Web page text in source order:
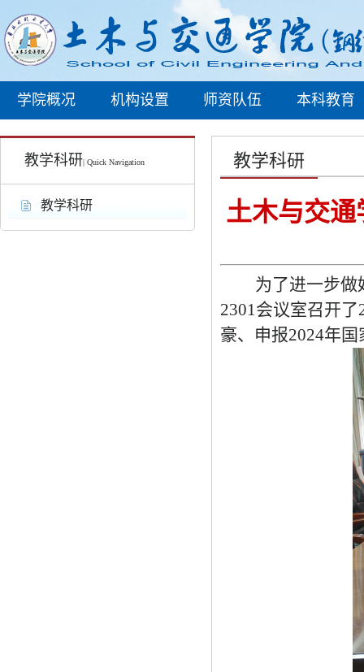
学院概况 机构设置 师资队伍 本科教育
教学科研| Quick Navigation
教学科研
教学科研
土木与交通
为了进一步做
2301会议室召开了
豪、 申报2024年国